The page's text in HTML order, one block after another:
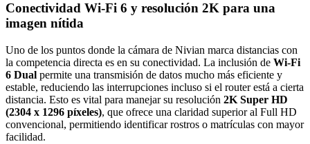
Conectividad Wi-Fi 6 y resolución 2K para una
imagen nítida
Uno de los puntos donde la cámara de Nivian marca distancias con
la competencia directa es en su conectividad. La inclusión de Wi-Fi
6 Dual permite una transmisión de datos mucho más eficiente y
estable, reduciendo las interrupciones incluso si el router está a cierta
distancia. Esto es vital para manejar su resolución 2K Super HD
(2304 x 1296 píxeles), que ofrece una claridad superior al Full HD
convencional, permitiendo identificar rostros o matrículas con mayor
facilidad.